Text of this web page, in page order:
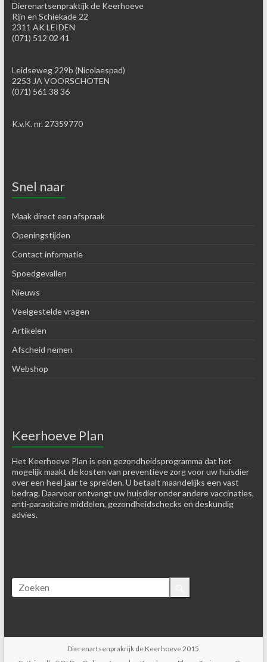
Dierenartsenpraktijk de Keerhoeve
Rijn en Schiekade 22
2311 AK LEIDEN
(071) 512 02 41
Leidseweg 229b (Nicolaespad)
2253 JA VOORSCHOTEN
(071) 561 38 36
K.v.K. nr. 27359770
Snel naar
Maak direct een afspraak
Openingstijden
Contact informatie
Spoedgevallen
Nieuws
Veelgestelde vragen
Artikelen
Afscheid nemen
Webshop
Keerhoeve Plan
Het Keerhoeve Plan is een gezondheidsprogramma dat het
mogelijk maakt de kosten van preventieve zorg voor uw huisdier
over een heel jaar te spreiden. U betaalt maandelijks een vast
bedrag. Daarvoor ontvangt uw huisdier onder andere vaccinaties,
anti-parasitaire middelen, gezondheidschecks en deskundig
advies.
Dierenartsenprakrijk de Keerhoeve 2015